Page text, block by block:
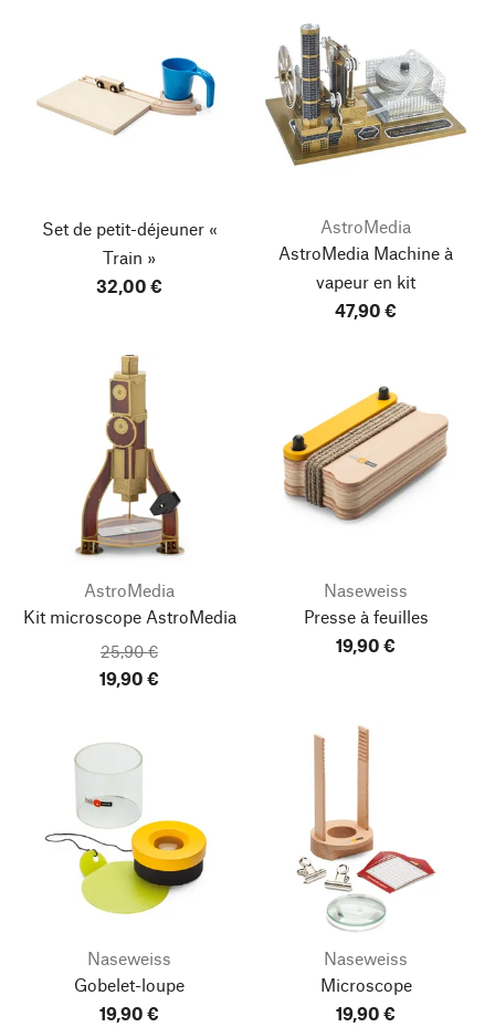
Set de petit-déjeuner «
Train »
32,00 €
AstroMedia
AstroMedia Machine à
vapeur en kit
47,90 €
AstroMedia
Kit microscope AstroMedia
25,90 €
19,90 €
Naseweiss
Presse à feuilles
19,90 €
Naseweiss
Gobelet-loupe
19,90 €
Naseweiss
Microscope
19,90 €